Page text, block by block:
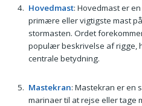
Hovedmast: Hovedmast er
primære eller vigtigste mast
stormasten. Ordet
populær beskrivelse af rigge,
centrale betydning.
Mastekran: Mastekran er en
marinaer til at rejse eller tage